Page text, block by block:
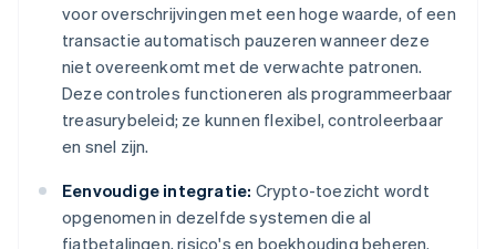
voor overschrijvingen met een hoge waarde, of een
transactie automatisch pauzeren wanneer deze
niet overeenkomt met de verwachte patronen.
Deze controles functioneren als programmeerbaar
treasurybeleid; ze kunnen flexibel, controleerbaar
en snel zijn.
Eenvoudige integratie: Crypto-toezicht wordt
opgenomen in dezelfde systemen die al
fiatbetalingen, risico's en boekhouding beheren.